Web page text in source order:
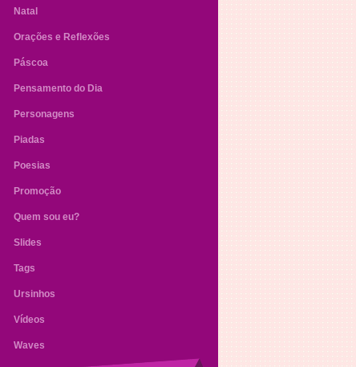
Natal
Orações e Reflexões
Páscoa
Pensamento do Dia
Personagens
Piadas
Poesias
Promoção
Quem sou eu?
Slides
Tags
Ursinhos
Vídeos
Waves